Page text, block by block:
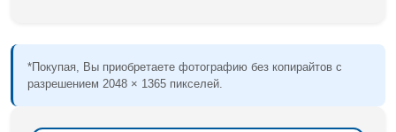
*Покупая, Вы приобретаете фотографию без копирайтов с
разрешением 2048 × 1365 пикселей.